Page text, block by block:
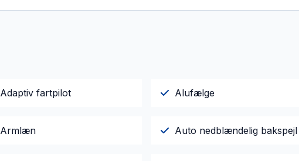
Adaptiv fartpilot Alufælge
Armlæn Auto nedblændelig bakspejl